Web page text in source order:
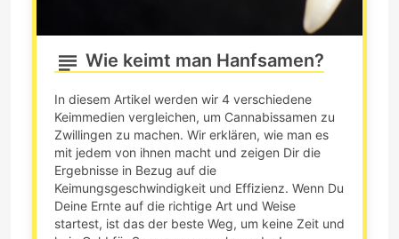
Wie keimt man Hanfsamen?
In diesem Artikel werden wir 4 verschiedene
Keimmedien vergleichen, um Cannabissamen zu
Zwillingen zu machen. Wir erklären, wie man es
mit jedem von ihnen macht und zeigen Dir die
Ergebnisse in Bezug auf die
Keimungsgeschwindigkeit und Effizienz. Wenn Du
Deine Ernte auf die richtige Art und Weise
startest, ist das der beste Weg, um keine Zeit und